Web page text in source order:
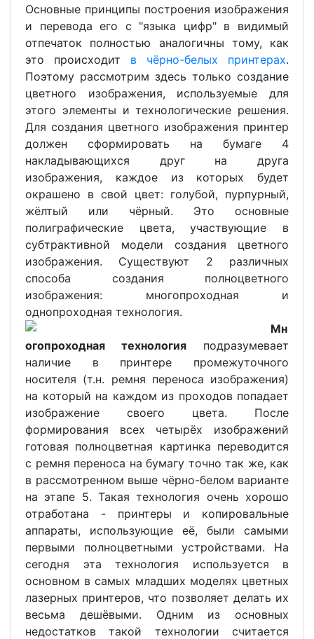
Основные принципы построения изображения
и перевода его с "языка цифр" в видимый
отпечаток полностью аналогичны тому, как
это происходит в чёрно-белых принтерах.
Поэтому рассмотрим здесь только создание
цветного изображения, используемые для
этого элементы и технологические решения.
Для создания цветного изображения принтер
должен сформировать на бумаге 4
накладывающихся друг на друга
изображения, каждое из которых будет
окрашено в свой цвет: голубой, пурпурный,
жёлтый или чёрный. Это основные
полиграфические цвета, участвующие в
субтрактивной модели создания цветного
изображения. Существуют 2 различных
способа создания полноцветного
изображения: многопроходная и
однопроходная технология.
Мн
огопроходная технология подразумевает
наличие в принтере промежуточного
носителя (т.н. ремня переноса изображения)
на который на каждом из проходов попадает
изображение своего цвета. После
формирования всех четырёх изображений
готовая полноцветная картинка переводится
с ремня переноса на бумагу точно так же, как
в рассмотренном выше чёрно-белом варианте
на этапе 5. Такая технология очень хорошо
отработана - принтеры и копировальные
аппараты, использующие её, были самыми
первыми полноцветными устройствами. На
сегодня эта технология используется в
основном в самых младших моделях цветных
лазерных принтеров, что позволяет делать их
весьма дешёвыми. Одним из основных
недостатков такой технологии считается